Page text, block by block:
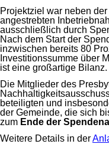
Projektziel war neben
angestrebten
ausschließlich durch
Nach dem Start der
inzwischen bereits 80
Investitionssumme über
ist eine großartige Bilanz.
Die Mitglieder des
beteiligten und
der Gemeinde, die sich
zum Ende der
Weitere Details in der